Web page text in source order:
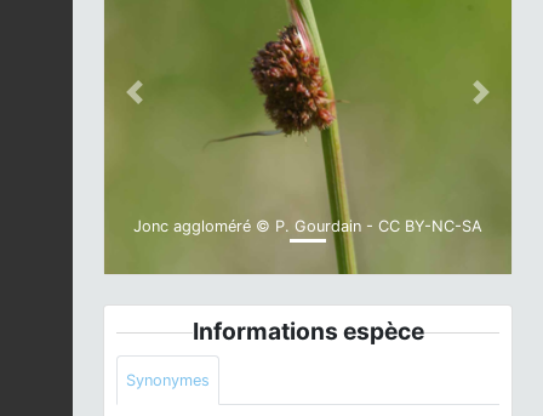
Jonc aggloméré © P. Gourdain - CC BY-NC-SA
Previous Next
Informations espèce
Synonymes